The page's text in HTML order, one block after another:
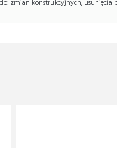
zmian konstrukcyjnych,